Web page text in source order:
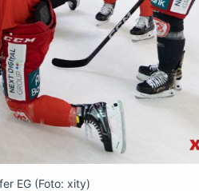
EG (Foto: xity)